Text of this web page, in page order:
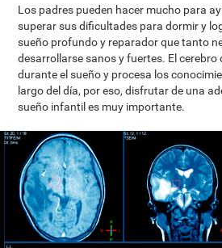
Los padres pueden hacer mucho para
superar sus dificultades para dormir y
sueño profundo y reparador que tanto
desarrollarse sanos y fuertes. El cerebro
durante el sueño y procesa los
largo del día, por eso, disfrutar de una
sueño infantil es muy importante.